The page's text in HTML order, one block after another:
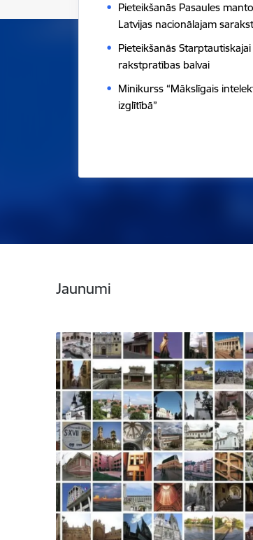
Pieteikšanās Pasaules
Latvijas nacionālajam
Pieteikšanās Starptautiskajai
rakstpratības balvai
Minikurss “Mākslīgais
izglītībā”
Jaunumi